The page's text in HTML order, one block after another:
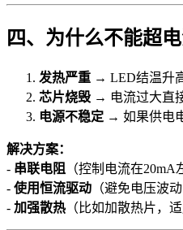
四、为什么不能超电
发热严重 → LED结温升
芯片烧毁 → 电流过大直
电源不稳定 → 如果供电
解决方案：
- 串联电阻
（控制电流在20mA
- 使用恒流驱动 （避免电压波
- 加强散热（比如加散热片，适